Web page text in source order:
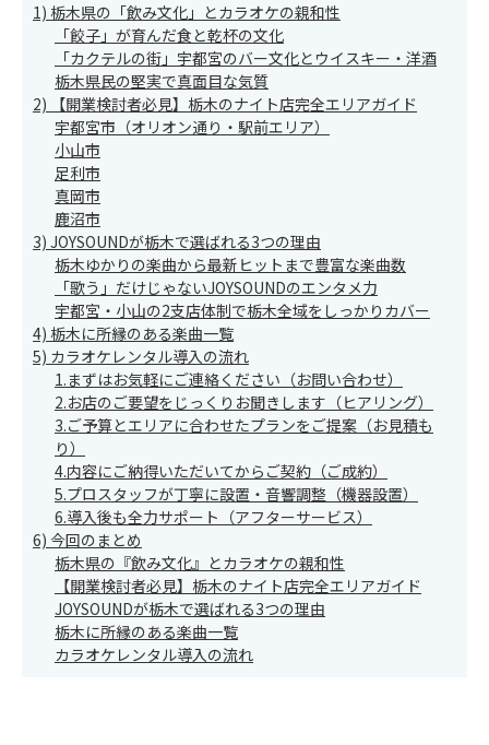
1) 栃木県の「飲み文化」とカラオケの親和性
「餃子」が育んだ食と乾杯の文化
「カクテルの街」宇都宮のバー文化とウイスキー・洋酒
栃木県民の堅実で真面目な気質
2) 【開業検討者必見】栃木のナイト店完全エリアガイド
宇都宮市（オリオン通り・駅前エリア）
小山市
足利市
真岡市
鹿沼市
3) JOYSOUNDが栃木で選ばれる3つの理由
栃木ゆかりの楽曲から最新ヒットまで豊富な楽曲数
「歌う」だけじゃないJOYSOUNDのエンタメ力
宇都宮・小山の2支店体制で栃木全域をしっかりカバー
4) 栃木に所縁のある楽曲一覧
5) カラオケレンタル導入の流れ
1.まずはお気軽にご連絡ください（お問い合わせ）
2.お店のご要望をじっくりお聞きします（ヒアリング）
3.ご予算とエリアに合わせたプランをご提案（お見積も
り）
4.内容にご納得いただいてからご契約（ご成約）
5.プロスタッフが丁寧に設置・音響調整（機器設置）
6.導入後も全力サポート（アフターサービス）
6) 今回のまとめ
栃木県の『飲み文化』とカラオケの親和性
【開業検討者必見】栃木のナイト店完全エリアガイド
JOYSOUNDが栃木で選ばれる3つの理由
栃木に所縁のある楽曲一覧
カラオケレンタル導入の流れ